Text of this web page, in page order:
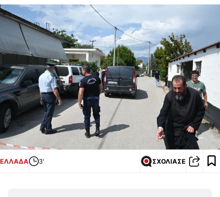
ΕΛΛΑΔΑ 3' ΣΧΟΛΙΑΣΕ